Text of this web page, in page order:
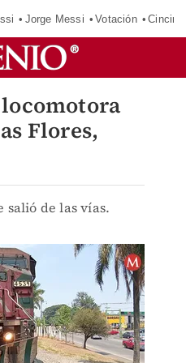
Jorge Messi Votación
Flores,
salió de las vías.